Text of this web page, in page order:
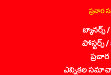
ప్రచార
బ్యానర్స్
పోస్టర్స్
ఎన్నికల